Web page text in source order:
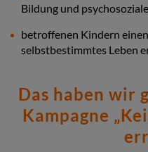
Bildung und
betroffenen Kindern
selbstbestimmtes Leben
Das haben wir
Kampagne